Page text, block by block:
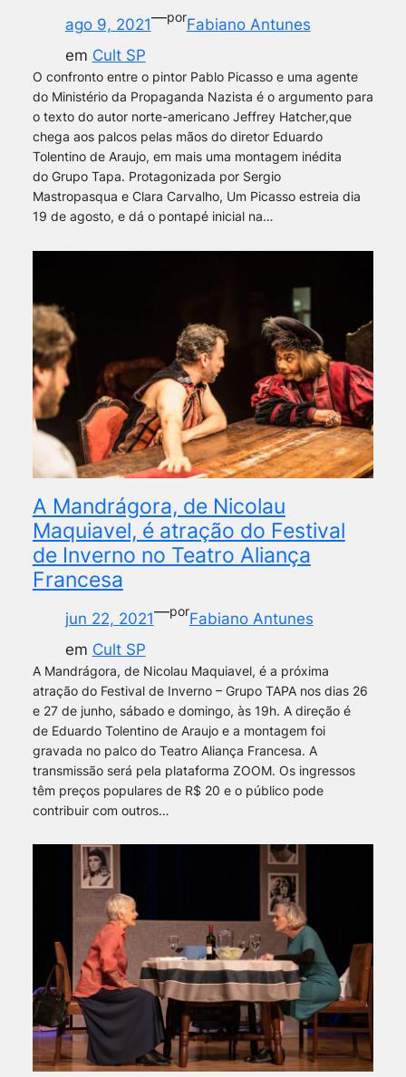
ago 9, 2021—porFabiano Antunes
em Cult SP
O confronto entre o pintor Pablo Picasso e uma agente
do Ministério da Propaganda Nazista é o argumento para
o texto do autor norte-americano Jeffrey Hatcher,que
chega aos palcos pelas mãos do diretor Eduardo
Tolentino de Araujo, em mais uma montagem inédita
do Grupo Tapa. Protagonizada por Sergio
Mastropasqua e Clara Carvalho, Um Picasso estreia dia
19 de agosto, e dá o pontapé inicial na…
A Mandrágora, de Nicolau
Maquiavel, é atração do Festival
de Inverno no Teatro Aliança
Francesa
jun 22, 2021—porFabiano Antunes
em Cult SP
A Mandrágora, de Nicolau Maquiavel, é a próxima
atração do Festival de Inverno – Grupo TAPA nos dias 26
e 27 de junho, sábado e domingo, às 19h. A direção é
de Eduardo Tolentino de Araujo e a montagem foi
gravada no palco do Teatro Aliança Francesa. A
transmissão será pela plataforma ZOOM. Os ingressos
têm preços populares de R$ 20 e o público pode
contribuir com outros…